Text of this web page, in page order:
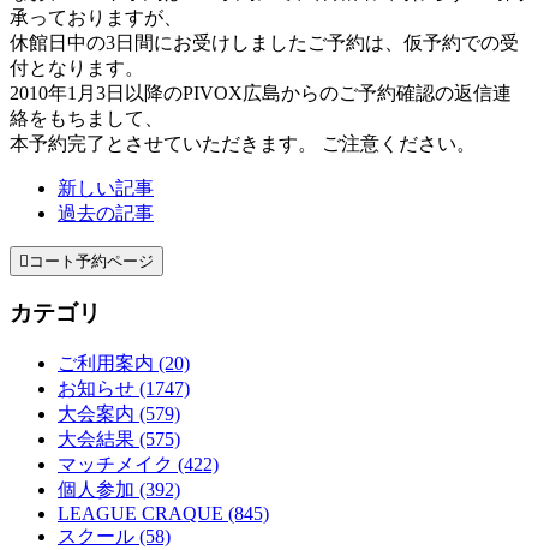
承っておりますが、
休館日中の3日間にお受けしましたご予約は、仮予約での受
付となります。
2010年1月3日以降のPIVOX広島からのご予約確認の返信連
絡をもちまして、
本予約完了とさせていただきます。 ご注意ください。
新しい記事
過去の記事
 コート予約ページ
カテゴリ
ご利用案内 (20)
お知らせ (1747)
大会案内 (579)
大会結果 (575)
マッチメイク (422)
個人参加 (392)
LEAGUE CRAQUE (845)
スクール (58)